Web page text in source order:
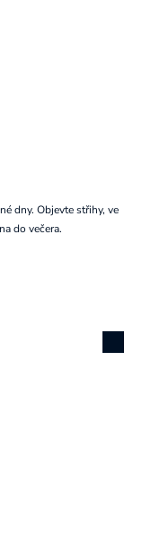
dny. Objevte střihy, ve
do večera.